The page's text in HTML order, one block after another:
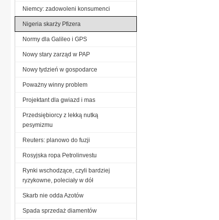
Niemcy: zadowoleni konsumenci
Nigeria skarży Pfizera
Normy dla Galileo i GPS
Nowy stary zarząd w PAP
Nowy tydzień w gospodarce
Poważny winny problem
Projektant dla gwiazd i mas
Przedsiębiorcy z lekką nutką
pesymizmu
Reuters: planowo do fuzji
Rosyjska ropa Petrolinvestu
Rynki wschodzące, czyli bardziej
ryzykowne, poleciały w dół
Skarb nie odda Azotów
Spada sprzedaż diamentów